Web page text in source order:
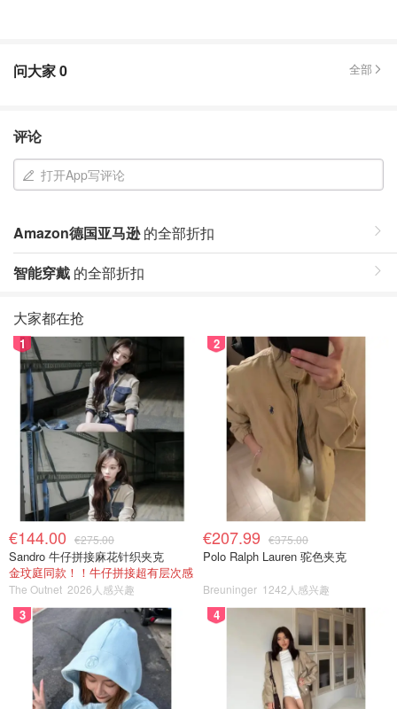
问大家0 全部
评论
打开App写评论
Amazon德国亚马逊的全部折扣
智能穿戴 的全部折扣
大家都在抢
1
€144.00 €275.00
Sandro 牛仔拼接麻花针织夹克
金玟庭同款！！牛仔拼接超有层次感
The Outnet 2026人感兴趣
2
€207.99 €375.00
Polo Ralph Lauren 驼色夹克
Breuninger 1242人感兴趣
3 4